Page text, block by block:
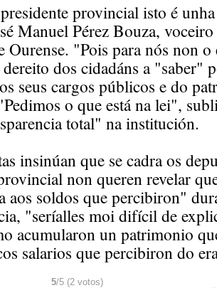
provincial isto é
Manuel Pérez Bouza,
Ourense. "Pois para nós non
dos cidadáns a "saber"
seus cargos públicos e do
o que está na lei",
total" na institución.
insinúan que se cadra os
non queren revelar
aos soldos que percibiron"
"seríalles moi difícil de
acumularon un patrimonio
salarios que percibiron do
5/5 (2 votos)